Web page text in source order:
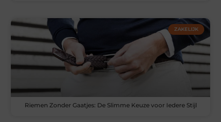
ZAKELIJK
Riemen Zonder Gaatjes: De Slimme Keuze voor Iedere Stijl